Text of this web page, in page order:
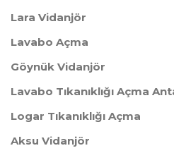
Lara Vidanjör
Lavabo Açma
Göynük Vidanjör
Lavabo Tıkanıklığı Açma
Logar Tıkanıklığı Açma
Aksu Vidanjör